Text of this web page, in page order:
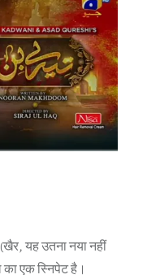
यह उतना नया नहीं
एक स्निपेट है।